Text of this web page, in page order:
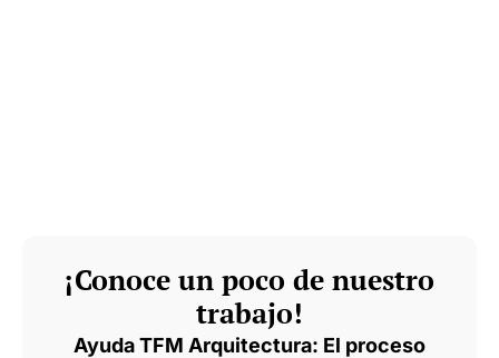
¡Conoce un poco de nuestro
trabajo!
Ayuda TFM Arquitectura: El proceso